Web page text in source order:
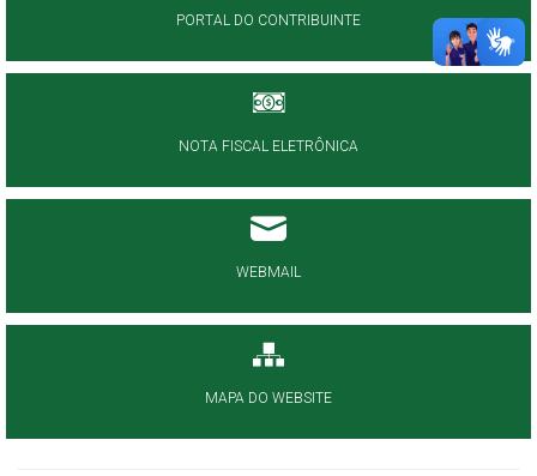
PORTAL DO CONTRIBUINTE
NOTA FISCAL ELETRÔNICA
WEBMAIL
MAPA DO WEBSITE